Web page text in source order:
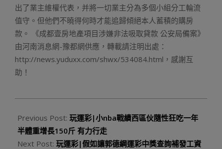
出了業主維權代表，并將一切業主分為多個小組分工輪流
值守。但他們不曉得何時才能追歸傾絕本人蓄積的購房
款。 《成都壹房地產項目涉嫌非法吸取貸款 公安局備案》
由河南消息網-豫都網供應，轉載請注明出處：
http://news.yuduxx.com/shwx/534084.html，感謝互
助！
10-
15
Previous Post: 玩運彩|小nba戰績西區伙隨性狂吃一年
半體重增長150斤 有力行走
Next Post: 玩運彩|假如讓郭德綱運彩中獎查詢補發工資